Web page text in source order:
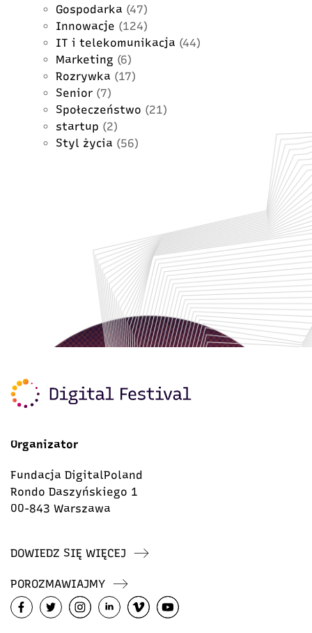
Gospodarka (47)
Innowacje (124)
IT i telekomunikacja (44)
Marketing (6)
Rozrywka (17)
Senior (7)
Społeczeństwo (21)
startup (2)
Styl życia (56)
Organizator
Fundacja DigitalPoland
Rondo Daszyńskiego 1
00-843 Warszawa
DOWIEDZ SIĘ WIĘCEJ
POROZMAWIAJMY